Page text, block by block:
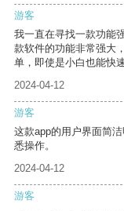
游客
我一直在寻找一款功能
款软件的功能非常强大
单，即使是小白也能快
2024-04-12
游客
这款app的用户界面简
悉操作。
2024-04-12
游客